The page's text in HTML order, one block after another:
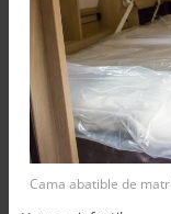
Cama abatible de